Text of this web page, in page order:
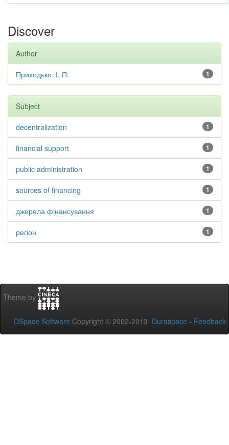
Discover
Author
1
Приходько, І. П.
Subject
1
decentralization
1
financial support
1
public administration
1
sources of financing
1
джерела фінансування
1
регіон
Theme by
DSpace Software Copyright © 2002-2013 Duraspace - Feedback